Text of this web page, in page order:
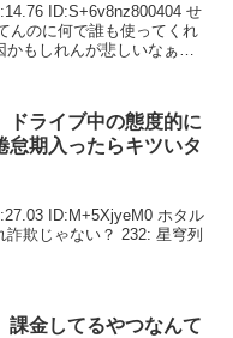
ID:S+6v8nz800404 せ
んのに何で誰も使ってくれ
もしれんが悲しいなぁ
ドライブ中の態度的に
怠期入ったらキツいタ
ID:M+5XjyeM0 ホタル
欺じゃない？ 232: 星穹列
課金してるやつなんて